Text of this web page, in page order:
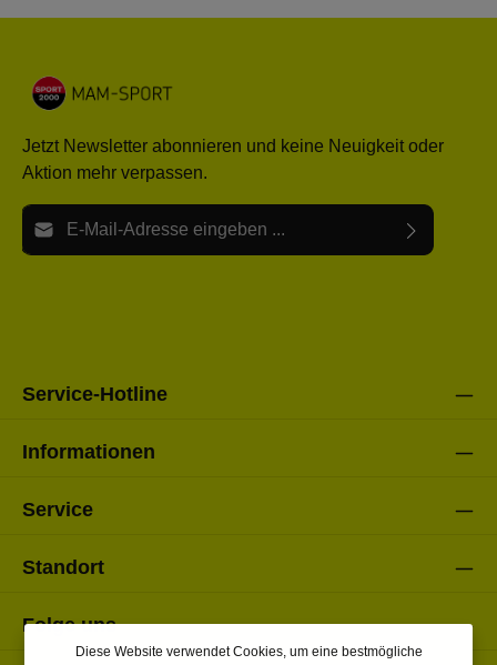
Jetzt Newsletter abonnieren und keine Neuigkeit oder
Aktion mehr verpassen.
E-Mail-Adresse*
Service-Hotline
Informationen
Service
Standort
Folge uns
Diese Website verwendet Cookies, um eine bestmögliche